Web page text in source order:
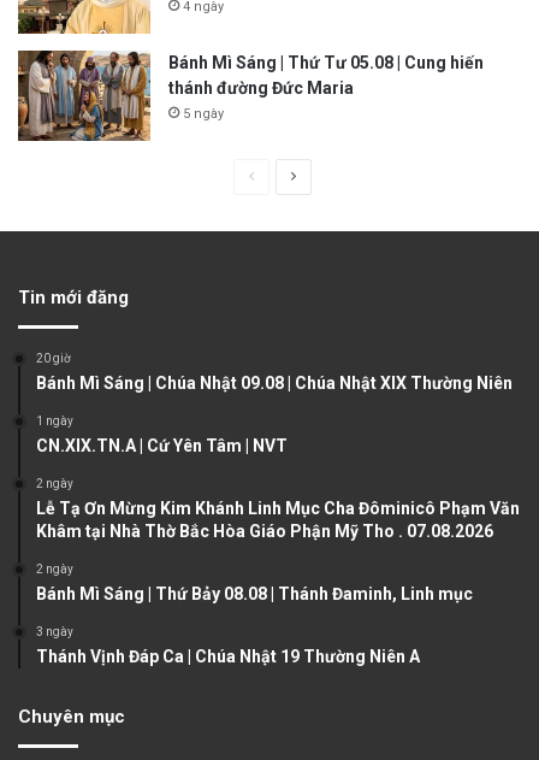
4 ngày
Bánh Mì Sáng | Thứ Tư 05.08 | Cung hiến
thánh đường Đức Maria
5 ngày
u
p
g
g
Tin mới đăng
20 giờ
Bánh Mì Sáng | Chúa Nhật 09.08 | Chúa Nhật XIX Thường Niên
1 ngày
CN.XIX.TN.A | Cứ Yên Tâm | NVT
2 ngày
Lễ Tạ Ơn Mừng Kim Khánh Linh Mục Cha Đôminicô Phạm Văn
Khâm tại Nhà Thờ Bắc Hòa Giáo Phận Mỹ Tho . 07.08.2026
2 ngày
Bánh Mì Sáng | Thứ Bảy 08.08 | Thánh Đaminh, Linh mục
3 ngày
Thánh Vịnh Đáp Ca | Chúa Nhật 19 Thường Niên A
Chuyên mục